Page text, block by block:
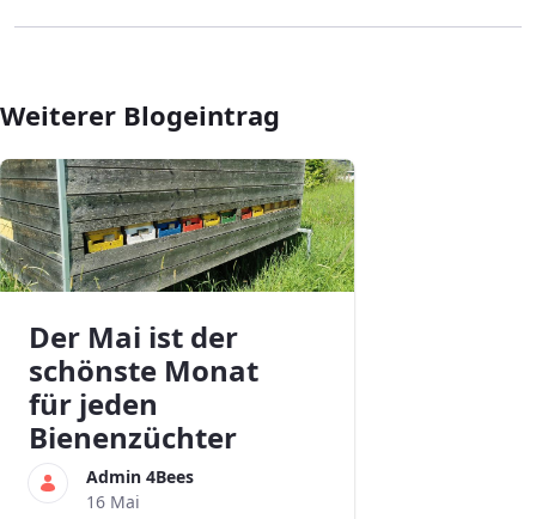
Weiterer Blogeintrag
Der Mai ist der
schönste Monat
für jeden
Bienenzüchter
Admin 4Bees
16 Mai